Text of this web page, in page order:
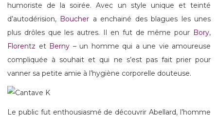
humoriste de la soirée. Avec un style unique et teinté
d’autodérision, Boucher a enchainé des blagues les unes
plus drôles que les autres. Il en fut de même pour Bory,
Florentz et Berny – un homme qui a une vie amoureuse
compliquée à souhait et qui ne s’est pas fait prier pour
vanner sa petite amie à l’hygiène corporelle douteuse.
Le public fut enthousiasmé de découvrir Abellard, l’homme